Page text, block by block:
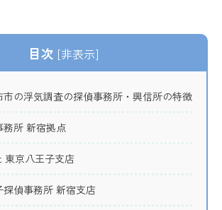
目次 [非表示]
市の浮気調査の探偵事務所・興信所の特徴
務所 新宿拠点
東京八王子支店
探偵事務所 新宿支店